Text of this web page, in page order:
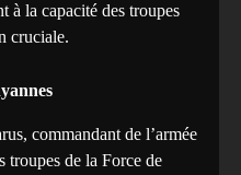
à la capacité des troupes
cruciale.
commandant de l’armée
troupes de la Force de